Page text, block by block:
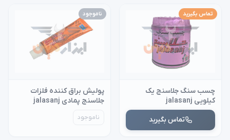
تماس بگیرید
چسب سنگ جلاسنج یک
کیلویی jalasanj
تماس بگیرید
ناموجود
پولیش براق کننده فلزات
جلاسنج پمادی jalasanj
ناموجود